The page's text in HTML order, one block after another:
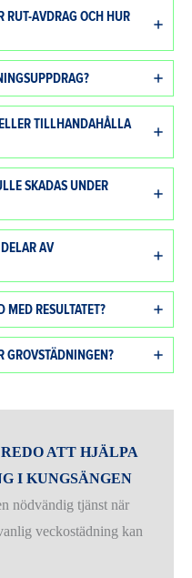
RUT-AVDRAG OCH HUR
TILLHANDAHÅLLA
SKADAS UNDER
AV
RESULTATET?
GROVSTÄDNINGEN?
ATT HJÄLPA
I KUNGSÄNGEN
nödvändig tjänst när
veckostädning kan